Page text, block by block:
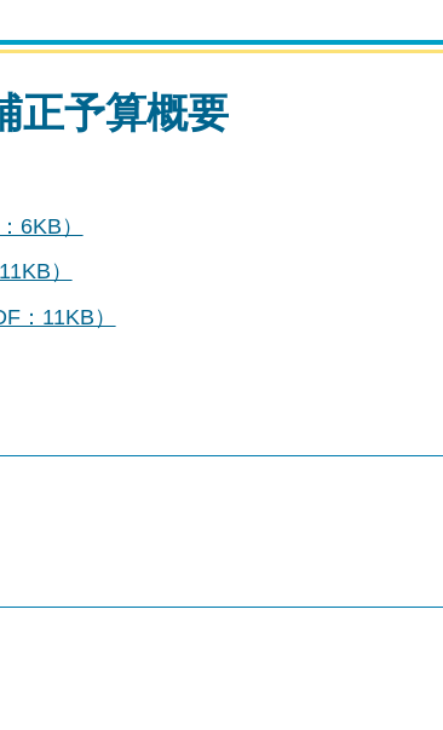
正予算概要
6KB）
）
：11KB）